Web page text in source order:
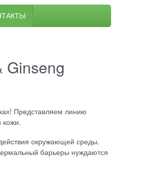
Ginseng
Представляем линию
кожи.
окружающей среды.
барьеры нуждаются